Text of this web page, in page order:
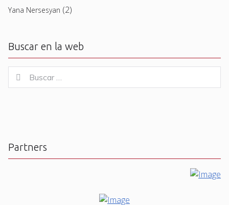
Yana Nersesyan (2)
Buscar en la web
for:
Buscar
Partners